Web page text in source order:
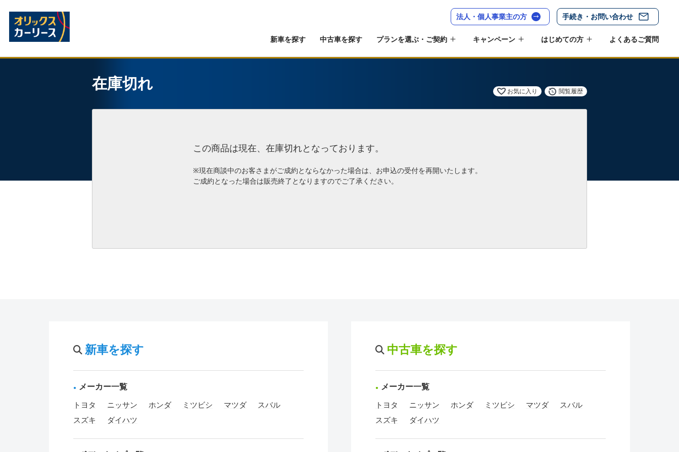
法人・個人事業主の方 手続き・お問い合わせ
新車を探す 中古車を探す プランを選ぶ・ご契約 キャンペーン はじめての方 よくあるご質問
在庫切れ お気に入り 閲覧履歴
この商品は現在、在庫切れとなっております。
※現在商談中のお客さまがご成約とならなかった場合は、お申込の受付を再開いたします。
ご成約となった場合は販売終了となりますのでご了承ください。
新車を探す
メーカー一覧
トヨタ ニッサン ホンダ ミツビシ マツダ
スバル
スズキ
ダイハツ
中古車を探す
メーカー一覧
トヨタ ニッサン ホンダ ミツビシ マツダ
スバル
スズキ
ダイハツ